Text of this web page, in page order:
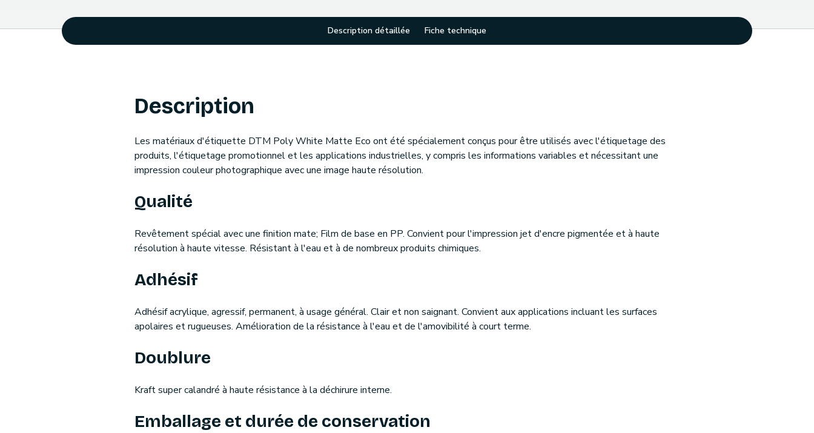
Description détaillée Fiche technique
Description
Les matériaux d'étiquette DTM Poly White Matte Eco ont été spécialement conçus pour être utilisés avec l'étiquetage des
produits, l'étiquetage promotionnel et les applications industrielles, y compris les informations variables et nécessitant une
impression couleur photographique avec une image haute résolution.
Qualité
Revêtement spécial avec une finition mate; Film de base en PP. Convient pour l'impression jet d'encre pigmentée et à haute
résolution à haute vitesse. Résistant à l'eau et à de nombreux produits chimiques.
Adhésif
Adhésif acrylique, agressif, permanent, à usage général. Clair et non saignant. Convient aux applications incluant les surfaces
apolaires et rugueuses. Amélioration de la résistance à l'eau et de l'amovibilité à court terme.
Doublure
Kraft super calandré à haute résistance à la déchirure interne.
Emballage et durée de conservation